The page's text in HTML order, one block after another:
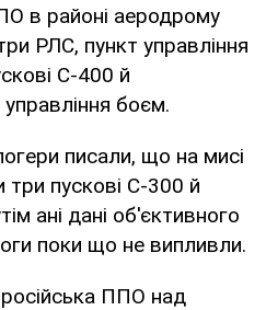
в районі аеродрому
РЛС, пункт управління
С-400 й
боєм.
писали, що на мисі
три пускові С-300 й
ані дані об'єктивного
поки що не випливли.
ППО над